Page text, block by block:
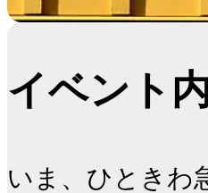
イベント
いま、ひときわ